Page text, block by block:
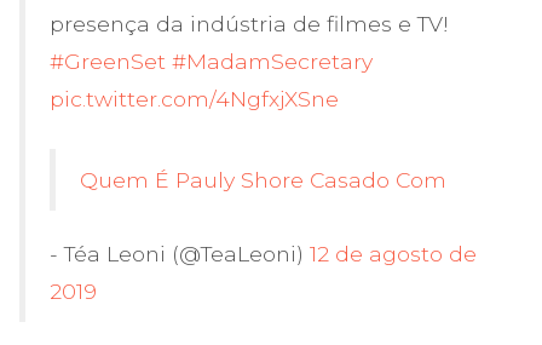
presença da indústria de filmes e TV!
#GreenSet #MadamSecretary
pic.twitter.com/4NgfxjXSne
Quem É Pauly Shore Casado Com
- Téa Leoni (@TeaLeoni) 12 de agosto de
2019